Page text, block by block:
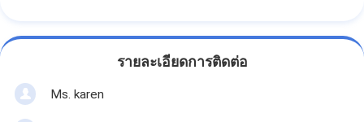
รายละเอียดการติดต่อ
Ms. karen